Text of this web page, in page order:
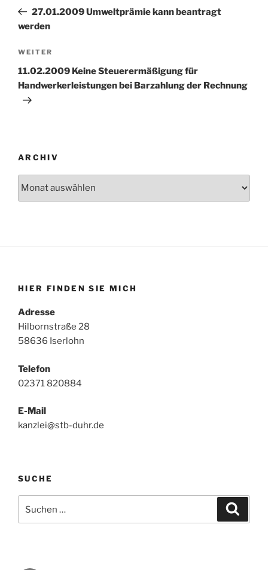
Beitrag
27.01.2009 Umweltprämie kann beantragt
werden
Nächster
Beitrag
WEITER
11.02.2009 Keine Steuerermäßigung für
Handwerkerleistungen bei Barzahlung der Rechnung
ARCHIV
HIER FINDEN SIE MICH
Adresse
Hilbornstraße 28
58636 Iserlohn
Telefon
02371 820884
E-Mail
kanzlei@stb-duhr.de
SUCHE
nach: